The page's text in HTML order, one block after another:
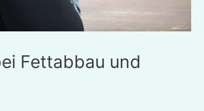
Fettabbau und